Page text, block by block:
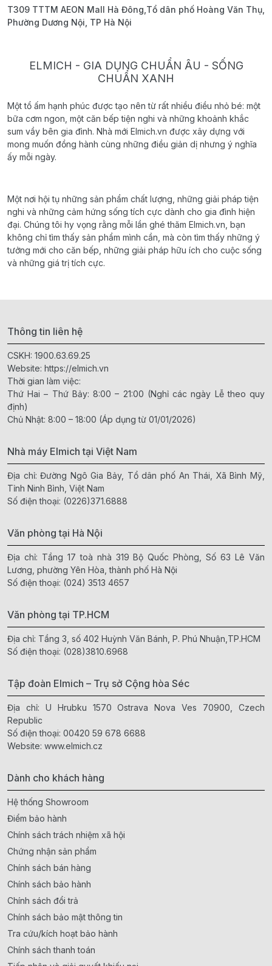
T309 TTTM AEON Mall Hà Đông,Tổ dân phố Hoàng Văn Thụ,
Phường Dương Nội, TP Hà Nội
ELMICH - GIA DỤNG CHUẨN ÂU - SỐNG
CHUẨN XANH
Một tổ ấm hạnh phúc được tạo nên từ rất nhiều điều nhỏ bé: một
bữa cơm ngon, một căn bếp tiện nghi và những khoảnh khắc
sum vầy bên gia đình. Nhà mới Elmich.vn được xây dựng với
mong muốn đồng hành cùng những điều giản dị nhưng ý nghĩa
ấy mỗi ngày.
Một nơi hội tụ những sản phẩm chất lượng, những giải pháp tiện
nghi và những cảm hứng sống tích cực dành cho gia đình hiện
đại. Chúng tôi hy vọng rằng mỗi lần ghé thăm Elmich.vn, bạn
không chỉ tìm thấy sản phẩm mình cần, mà còn tìm thấy những ý
tưởng mới cho căn bếp, những giải pháp hữu ích cho cuộc sống
và những giá trị tích cực.
Thông tin liên hệ
CSKH: 1900.63.69.25
Website: https://elmich.vn
Thời gian làm việc:
Thứ Hai – Thứ Bảy: 8:00 – 21:00 (Nghỉ các ngày Lễ theo quy
định)
Chủ Nhật: 8:00 – 18:00 (Áp dụng từ 01/01/2026)
Nhà máy Elmich tại Việt Nam
Địa chỉ: Đường Ngô Gia Bảy, Tổ dân phố An Thái, Xã Bình Mỹ,
Tỉnh Ninh Bình, Việt Nam
Số điện thoại: (0226)371.6888
Văn phòng tại Hà Nội
Địa chỉ: Tầng 17 toà nhà 319 Bộ Quốc Phòng, Số 63 Lê Văn
Lương, phường Yên Hòa, thành phố Hà Nội
Số điện thoại: (024) 3513 4657
Văn phòng tại TP.HCM
Địa chỉ: Tầng 3, số 402 Huỳnh Văn Bánh, P. Phú Nhuận,TP.HCM
Số điện thoại: (028)3810.6968
Tập đoàn Elmich – Trụ sở Cộng hòa Séc
Địa chỉ: U Hrubku 1570 Ostrava Nova Ves 70900, Czech
Republic
Số điện thoại: 00420 59 678 6688
Website: www.elmich.cz
Dành cho khách hàng
Hệ thống Showroom
Điểm bảo hành
Chính sách trách nhiệm xã hội
Chứng nhận sản phẩm
Chính sách bán hàng
Chính sách bảo hành
Chính sách đổi trả
Chính sách bảo mật thông tin
Tra cứu/kích hoạt bảo hành
Chính sách thanh toán